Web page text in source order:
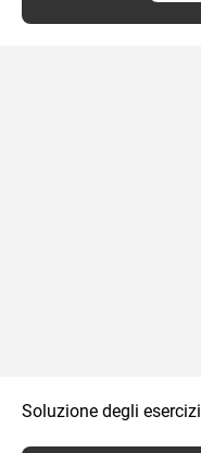
Soluzione degli esercizi